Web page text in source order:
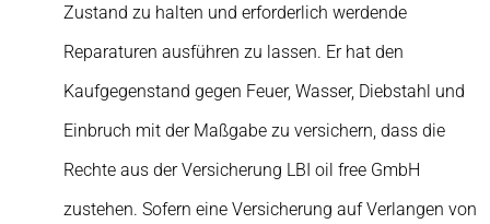
Zustand zu halten und erforderlich werdende
Reparaturen ausführen zu lassen. Er hat den
Kaufgegenstand gegen Feuer, Wasser, Diebstahl und
Einbruch mit der Maßgabe zu versichern, dass die
Rechte aus der Versicherung LBI oil free GmbH
zustehen. Sofern eine Versicherung auf Verlangen von